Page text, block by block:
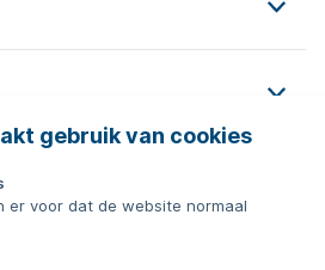
gebruik van cookies
er voor dat de website normaal